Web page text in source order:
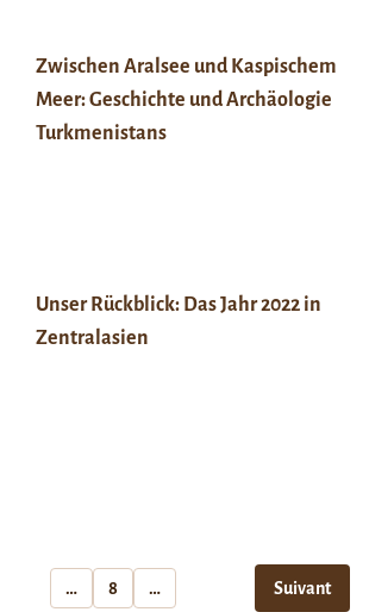
Zwischen Aralsee und Kaspischem
Meer: Geschichte und Archäologie
Turkmenistans
Unser Rückblick: Das Jahr 2022 in
Zentralasien
… 8 … Suivant